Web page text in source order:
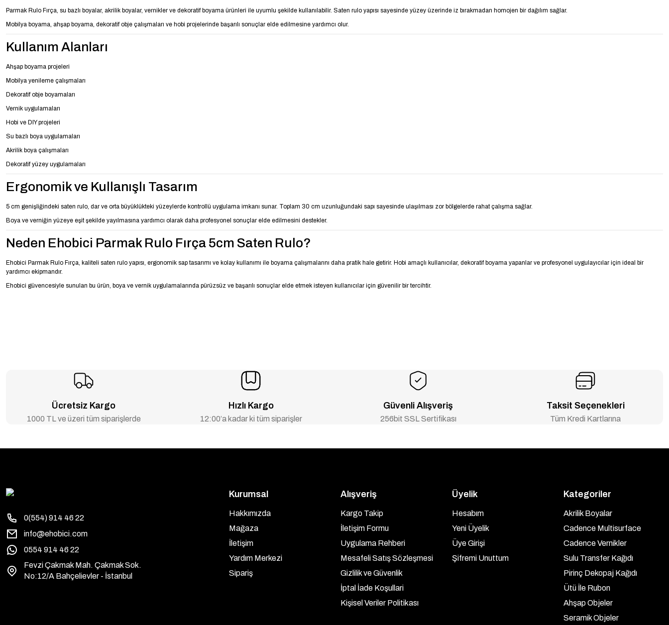
Parmak Rulo Fırça, su bazlı boyalar, akrilik boyalar, vernikler ve dekoratif boyama ürünleri ile uyumlu şekilde kullanılabilir. Saten rulo yapısı sayesinde yüzey üzerinde iz bırakmadan homojen bir dağılım sağlar.
Mobilya boyama, ahşap boyama, dekoratif obje çalışmaları ve hobi projelerinde başarılı sonuçlar elde edilmesine yardımcı olur.
Kullanım Alanları
Ahşap boyama projeleri
Mobilya yenileme çalışmaları
Dekoratif obje boyamaları
Vernik uygulamaları
Hobi ve DIY projeleri
Su bazlı boya uygulamaları
Akrilik boya çalışmaları
Dekoratif yüzey uygulamaları
Ergonomik ve Kullanışlı Tasarım
5 cm genişliğindeki saten rulo, dar ve orta büyüklükteki yüzeylerde kontrollü uygulama imkanı sunar. Toplam 30 cm uzunluğundaki sapı sayesinde ulaşılması zor bölgelerde rahat çalışma sağlar.
Boya ve verniğin yüzeye eşit şekilde yayılmasına yardımcı olarak daha profesyonel sonuçlar elde edilmesini destekler.
Neden Ehobici Parmak Rulo Fırça 5cm Saten Rulo?
Ehobici Parmak Rulo Fırça, kaliteli saten rulo yapısı, ergonomik sap tasarımı ve kolay kullanımı ile boyama çalışmalarını daha pratik hale getirir. Hobi amaçlı kullanıcılar, dekoratif boyama yapanlar ve profesyonel uygulayıcılar için ideal bir
yardımcı ekipmandır.
Ehobici güvencesiyle sunulan bu ürün, boya ve vernik uygulamalarında pürüzsüz ve başarılı sonuçlar elde etmek isteyen kullanıcılar için güvenilir bir tercihtir.
Ücretsiz Kargo
1000 TL ve üzeri tüm siparişlerde
Hızlı Kargo
12:00’a kadar ki tüm siparişler
Güvenli Alışveriş
256bit SSL Sertifikası
Taksit Seçenekleri
Tüm Kredi Kartlarına
0(554) 914 46 22
info@ehobici.com
0554 914 46 22
Fevzi Çakmak Mah. Çakmak Sok.
No:12/A Bahçelievler - İstanbul
Kurumsal
Hakkımızda
Mağaza
İletişim
Yardım Merkezi
Sipariş
Alışveriş
Kargo Takip
İletişim Formu
Uygulama Rehberi
Mesafeli Satış Sözleşmesi
Gizlilik ve Güvenlik
İptal İade Koşullari
Kişisel Veriler Politikası
Üyelik
Hesabım
Yeni Üyelik
Üye Girişi
Şifremi Unuttum
Kategoriler
Akrilik Boyalar
Cadence Multisurface
Cadence Vernikler
Sulu Transfer Kağıdı
Pirinç Dekopaj Kağıdı
Ütü İle Rubon
Ahşap Objeler
Seramik Objeler